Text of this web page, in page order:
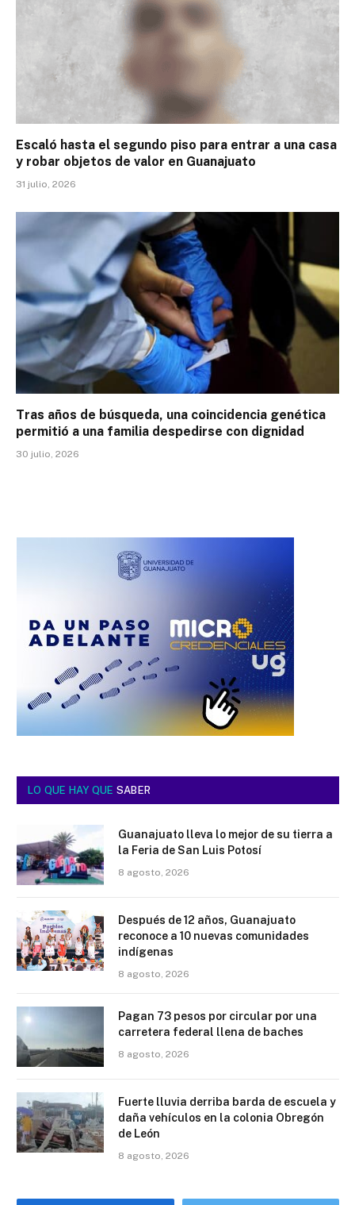
Escaló hasta el segundo piso para entrar a una casa
y robar objetos de valor en Guanajuato
31 julio, 2026
Tras años de búsqueda, una coincidencia genética
permitió a una familia despedirse con dignidad
30 julio, 2026
LO QUE HAY QUE SABER
Guanajuato lleva lo mejor de su tierra a
la Feria de San Luis Potosí
8 agosto, 2026
Después de 12 años, Guanajuato
reconoce a 10 nuevas comunidades
indígenas
8 agosto, 2026
Pagan 73 pesos por circular por una
carretera federal llena de baches
8 agosto, 2026
Fuerte lluvia derriba barda de escuela y
daña vehículos en la colonia Obregón
de León
8 agosto, 2026